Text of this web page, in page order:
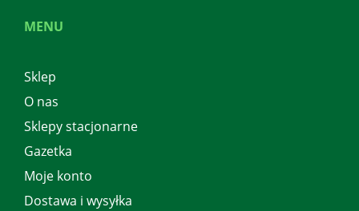
MENU
Sklep
O nas
Sklepy stacjonarne
Gazetka
Moje konto
Dostawa i wysyłka